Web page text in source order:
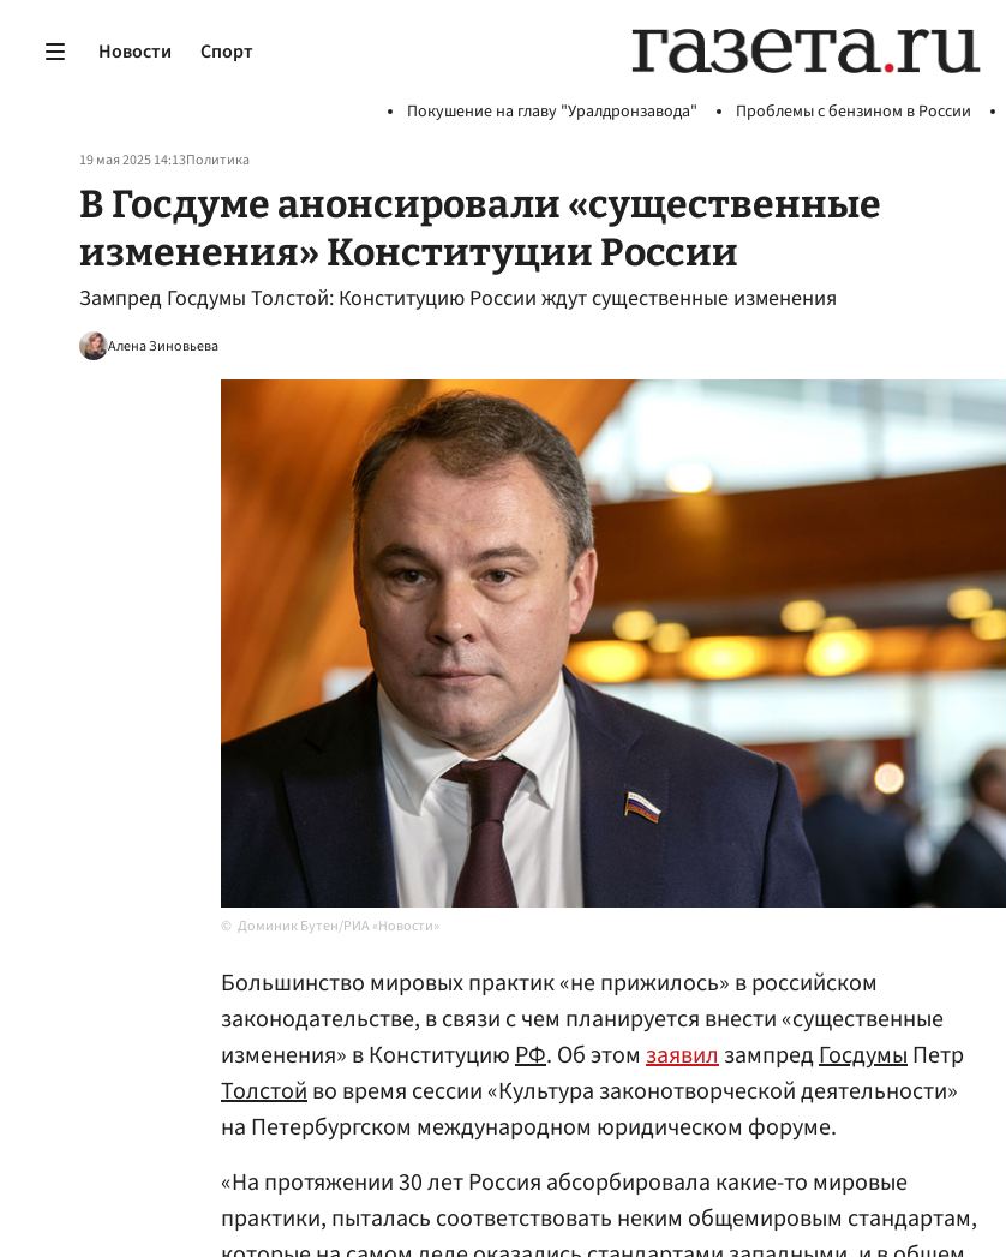
Новости Спорт
Покушение на главу "Уралдронзавода" Проблемы с бензином в России
19 мая 2025 14:13Политика
В Госдуме анонсировали «существенные
изменения» Конституции России
Зампред Госдумы Толстой: Конституцию России ждут существенные изменения
Алена Зиновьева
Доминик Бутен/РИА «Новости»
Большинство мировых практик «не прижилось» в российском
законодательстве, в связи с чем планируется внести «существенные
изменения» в КонституциюРФ. Об этом заявилзампредГосдумыПетр
Толстойво время сессии «Культура законотворческой деятельности»
на Петербургском международном юридическом форуме.
«На протяжении 30 лет Россия абсорбировала какие-то мировые
практики, пыталась соответствовать неким общемировым стандартам,